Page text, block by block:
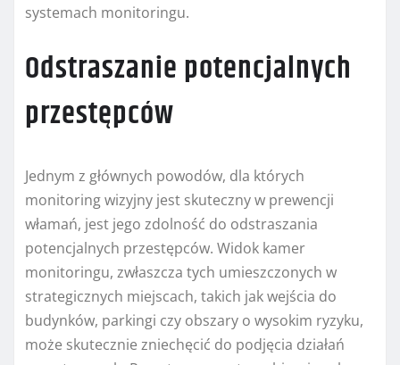
systemach monitoringu.
Odstraszanie potencjalnych
przestępców
Jednym z głównych powodów, dla których
monitoring wizyjny jest skuteczny w prewencji
włamań, jest jego zdolność do odstraszania
potencjalnych przestępców. Widok kamer
monitoringu, zwłaszcza tych umieszczonych w
strategicznych miejscach, takich jak wejścia do
budynków, parkingi czy obszary o wysokim ryzyku,
może skutecznie zniechęcić do podjęcia działań